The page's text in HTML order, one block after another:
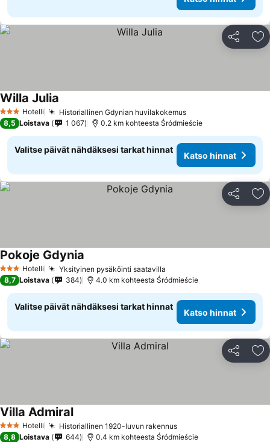
Jaa
3 Tähtiluokitus
Hotelli Historiallinen Gdynian huvilakokemusKatso hinnat
Willa Julia
8,5 Loistava 1 067 0.2 km kohteesta Śródmieście
Valitse päivät nähdäksesi tarkat hinnat
Katso hinnat
Jaa
3 Tähtiluokitus
Hotelli Yksityinen pysäköinti saatavilla
Pokoje Gdynia
8,7 Loistava 384 4.0 km kohteesta Śródmieście
Valitse päivät nähdäksesi tarkat hinnat
Katso hinnat
Jaa
3 Tähtiluokitus
Hotelli Historiallinen 1920-luvun rakennusKatso hinnat
Villa AdmiralKatso hinnat
8,8 Loistava 644 0.4 km kohteesta Śródmieście